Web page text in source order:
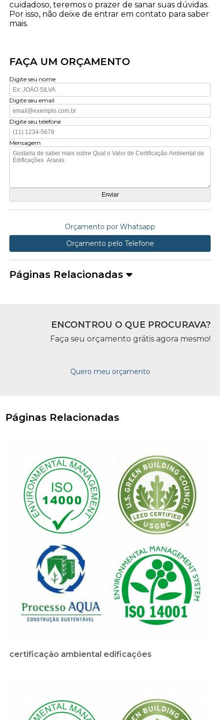
cuidadoso, teremos o prazer de sanar suas dúvidas.
Por isso, não deixe de entrar em contato para saber
mais.
FAÇA UM ORÇAMENTO
Digite seu nome
Digite seu email
Digite seu telefone
Mensagem
Orçamento por Whatsapp
Orçamento pelo Telefone
Páginas Relacionadas
ENCONTROU O QUE PROCURAVA?
Faça seu orçamento grátis agora mesmo!
Quero meu orçamento
Páginas Relacionadas
certificação ambiental edificações